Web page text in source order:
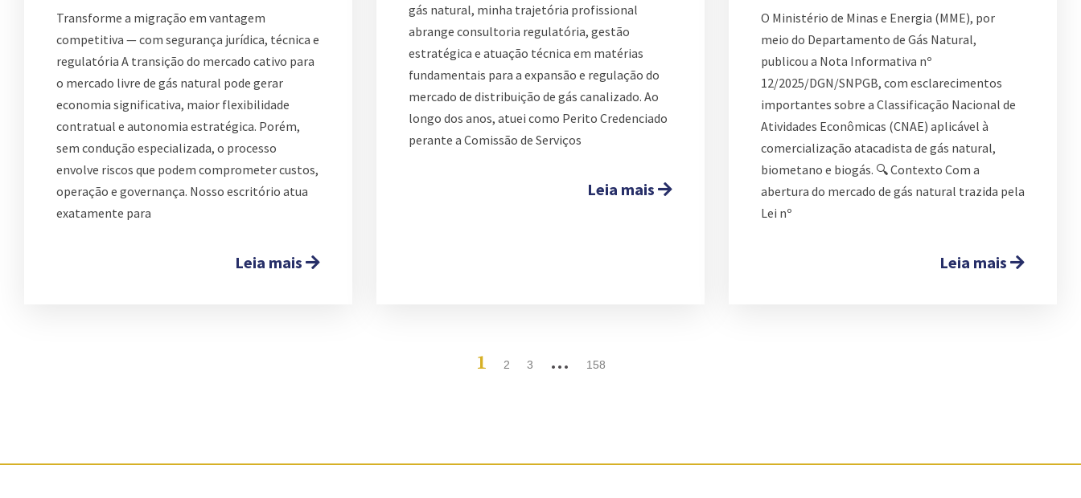
Transforme a migração em vantagem
competitiva — com segurança jurídica, técnica e
regulatória A transição do mercado cativo para
o mercado livre de gás natural pode gerar
economia significativa, maior flexibilidade
contratual e autonomia estratégica. Porém,
sem condução especializada, o processo
envolve riscos que podem comprometer custos,
operação e governança. Nosso escritório atua
exatamente para
Leia mais
gás natural, minha trajetória profissional
abrange consultoria regulatória, gestão
estratégica e atuação técnica em matérias
fundamentais para a expansão e regulação do
mercado de distribuição de gás canalizado. Ao
longo dos anos, atuei como Perito Credenciado
perante a Comissão de Serviços
Leia mais
O Ministério de Minas e Energia (MME), por
meio do Departamento de Gás Natural,
publicou a Nota Informativa nº
12/2025/DGN/SNPGB, com esclarecimentos
importantes sobre a Classificação Nacional de
Atividades Econômicas (CNAE) aplicável à
comercialização atacadista de gás natural,
biometano e biogás. 🔍 Contexto Com a
abertura do mercado de gás natural trazida pela
Lei nº
Leia mais
1 2 3 … 158